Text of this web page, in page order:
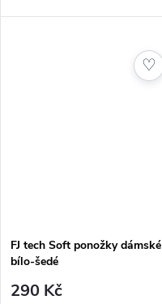
FJ tech Soft ponožky dámské
bílo-šedé
290 Kč
♡